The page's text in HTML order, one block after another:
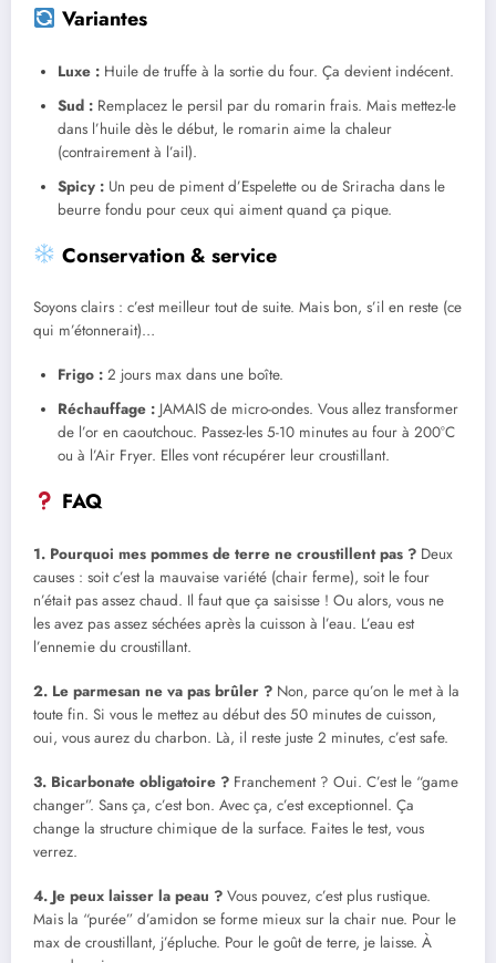
Variantes
Luxe : Huile de truffe à la sortie du four. Ça devient indécent.
Sud : Remplacez le persil par du romarin frais. Mais mettez-le
dans l’huile dès le début, le romarin aime la chaleur
(contrairement à l’ail).
Spicy : Un peu de piment d’Espelette ou de Sriracha dans le
beurre fondu pour ceux qui aiment quand ça pique.
Conservation & service
Soyons clairs : c’est meilleur tout de suite. Mais bon, s’il en reste (ce
qui m’étonnerait)…
Frigo : 2 jours max dans une boîte.
Réchauffage : JAMAIS de micro-ondes. Vous allez transformer
de l’or en caoutchouc. Passez-les 5-10 minutes au four à 200°C
ou à l’Air Fryer. Elles vont récupérer leur croustillant.
FAQ
1. Pourquoi mes pommes de terre ne croustillent pas ? Deux
causes : soit c’est la mauvaise variété (chair ferme), soit le four
n’était pas assez chaud. Il faut que ça saisisse ! Ou alors, vous ne
les avez pas assez séchées après la cuisson à l’eau. L’eau est
l’ennemie du croustillant.
2. Le parmesan ne va pas brûler ? Non, parce qu’on le met à la
toute fin. Si vous le mettez au début des 50 minutes de cuisson,
oui, vous aurez du charbon. Là, il reste juste 2 minutes, c’est safe.
3. Bicarbonate obligatoire ? Franchement ? Oui. C’est le “game
changer”. Sans ça, c’est bon. Avec ça, c’est exceptionnel. Ça
change la structure chimique de la surface. Faites le test, vous
verrez.
4. Je peux laisser la peau ? Vous pouvez, c’est plus rustique.
Mais la “purée” d’amidon se forme mieux sur la chair nue. Pour le
max de croustillant, j’épluche. Pour le goût de terre, je laisse. À